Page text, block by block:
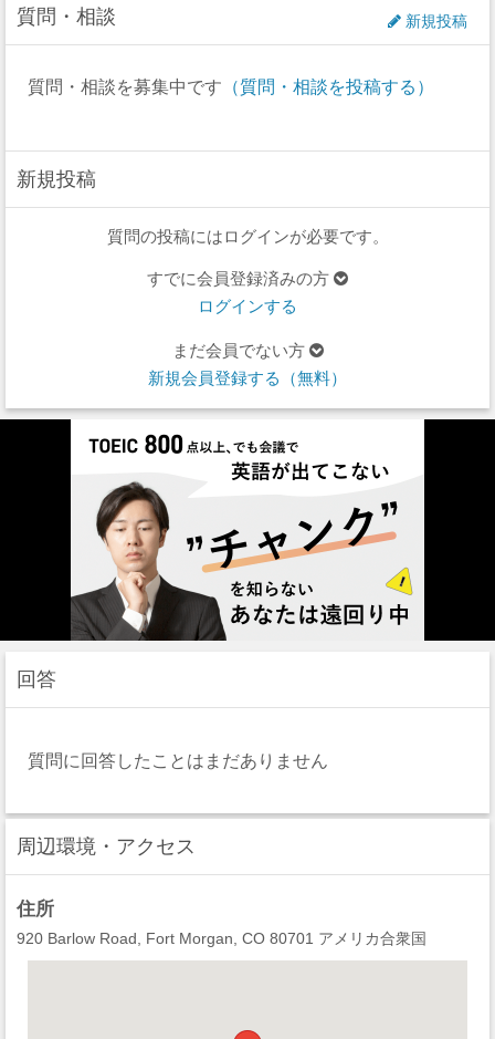
質問・相談 新規投稿
質問・相談を募集中です （質問・相談を投稿する）
新規投稿
質問の投稿にはログインが必要です。
すでに会員登録済みの方
ログインする
まだ会員でない方
新規会員登録する（無料）
回答
質問に回答したことはまだありません
周辺環境・アクセス
住所
920 Barlow Road, Fort Morgan, CO 80701 アメリカ合衆国